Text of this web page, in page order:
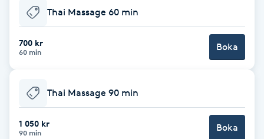
Bottenfärg
Brynfärgning
Brynplockning
Thai Massage 60 min
700 kr
60 min Boka
Thai Massage 90 min
1 050 kr
90 min Boka